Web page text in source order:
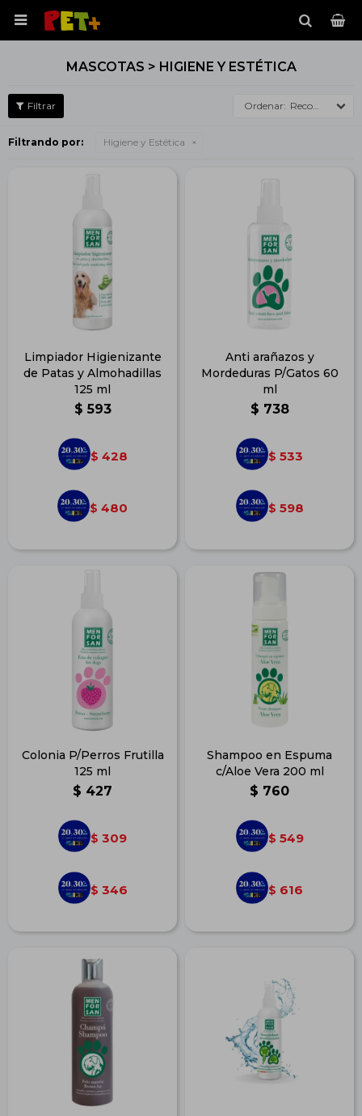

MASCOTAS > HIGIENE Y ESTÉTICA
Recomendados
Filtrando por: Higiene y Estética
Limpiador Higienizante
de Patas y Almohadillas
125 ml
$ 593
$ 428
$ 480
Anti arañazos y
Mordeduras P/Gatos 60
ml
$ 738
$ 533
$ 598
Colonia P/Perros Frutilla
125 ml
$ 427
$ 309
$ 346
Shampoo en Espuma
c/Aloe Vera 200 ml
$ 760
$ 549
$ 616